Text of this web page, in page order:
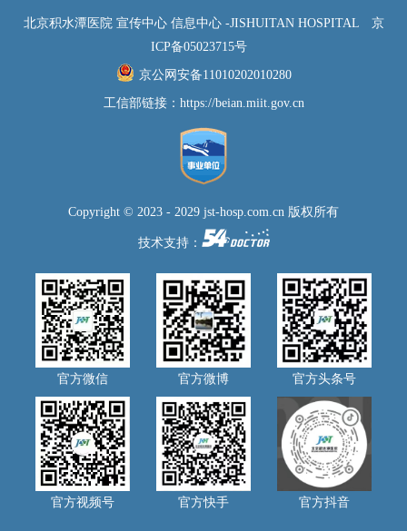
北京积水潭医院 宣传中心 信息中心 -JISHUITAN HOSPITAL
京
ICP备05023715号
京公网安备11010202010280
工信部链接： https://beian.miit.gov.cn
Copyright © 2023 - 2029 jst-hosp.com.cn 版权所有
技术支持：
官方微信 官方微博 官方头条号
官方视频号 官方快手 官方抖音